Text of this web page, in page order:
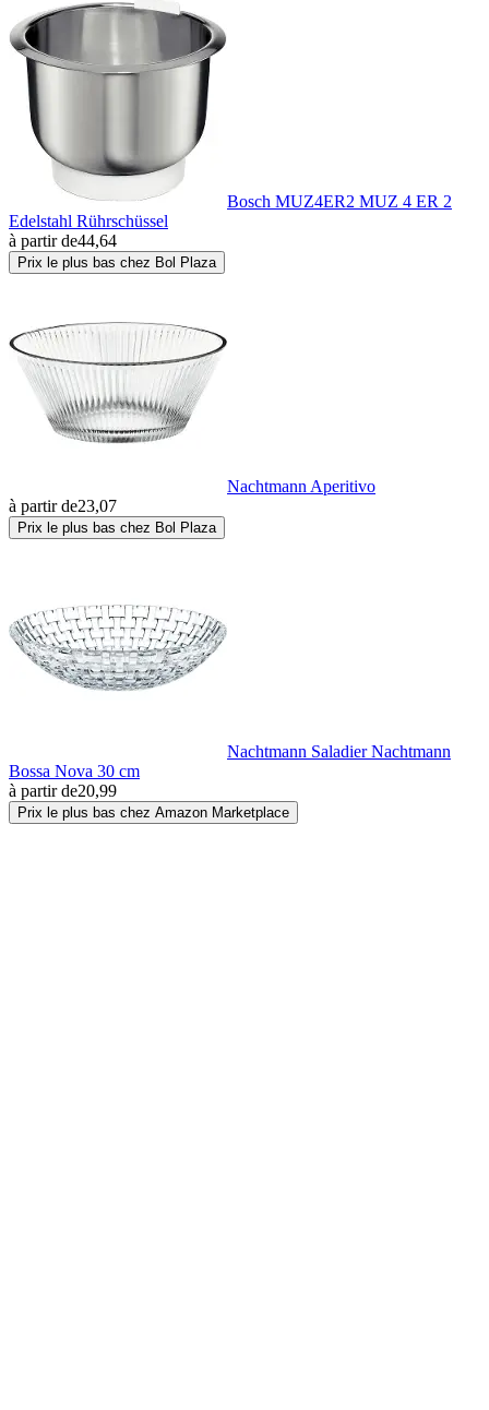
Bosch MUZ4ER2 MUZ 4 ER 2
Edelstahl Rührschüssel
à partir de44,64
Prix le plus bas chez Bol Plaza
Nachtmann Aperitivo
à partir de23,07
Prix le plus bas chez Bol Plaza
Nachtmann Saladier Nachtmann
Bossa Nova 30 cm
à partir de20,99
Prix le plus bas chez Amazon Marketplace